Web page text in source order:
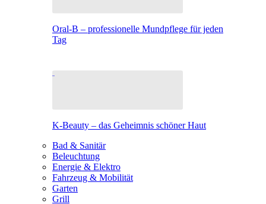
Oral-B – professionelle Mundpflege für jeden
Tag
K-Beauty – das Geheimnis schöner Haut
Bad & Sanitär
Beleuchtung
Energie & Elektro
Fahrzeug & Mobilität
Garten
Grill